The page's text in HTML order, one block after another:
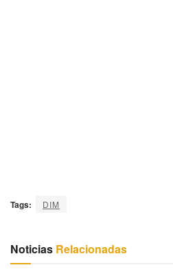
Tags: DIM
Noticias Relacionadas